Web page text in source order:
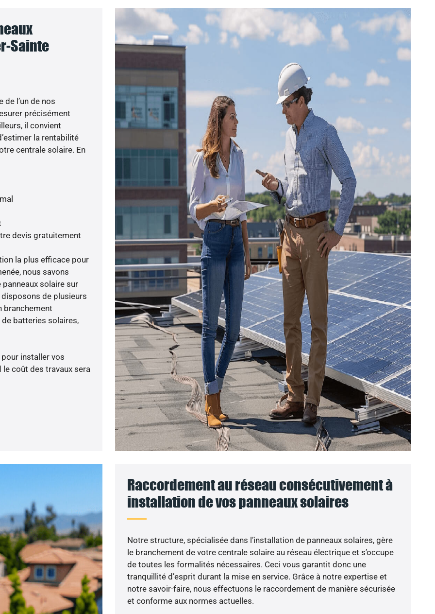
Sainte
l’un de nos
précisément
il convient
la rentabilité
centrale solaire. En
devis gratuitement
la plus efficace pour
nous savons
solaire sur
de plusieurs
branchement
batteries solaires,
installer vos
le coût des travaux sera
Raccordement au réseau consécutivement à
installation de vos panneaux solaires
Notre structure, spécialisée dans l’installation de panneaux solaires, gère
le branchement de votre centrale solaire au réseau électrique et s’occupe
de toutes les formalités nécessaires. Ceci vous garantit donc une
tranquillité d’esprit durant la mise en service. Grâce à notre expertise et
notre savoir-faire, nous effectuons le raccordement de manière sécurisée
et conforme aux normes actuelles.